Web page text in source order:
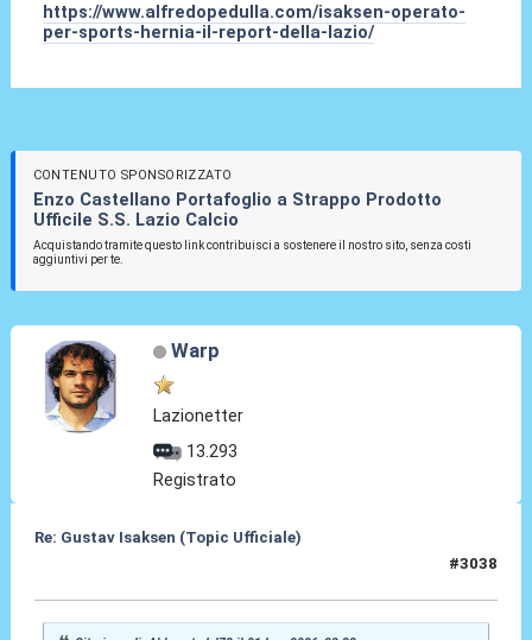
https://www.alfredopedulla.com/isaksen-operato-
per-sports-hernia-il-report-della-lazio/
CONTENUTO SPONSORIZZATO
Enzo Castellano Portafoglio a Strappo Prodotto
Ufficile S.S. Lazio Calcio
Acquistando tramite questo link contribuisci a sostenere il nostro sito, senza costi
aggiuntivi per te.
Warp
Lazionetter
13.293
Registrato
Re: Gustav Isaksen (Topic Ufficiale)
#3038